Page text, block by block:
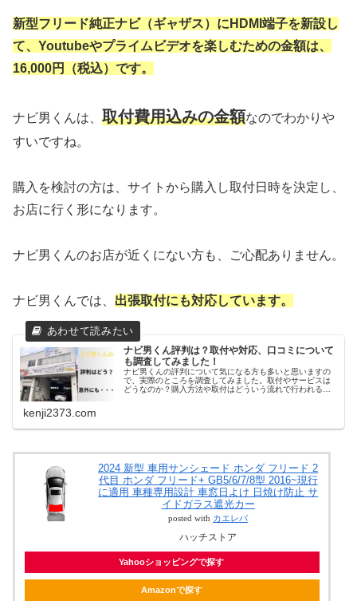
新型フリード純正ナビ（ギャザス）にHDMI端子を新設し
て、Youtubeやプライムビデオを楽しむための金額は、
16,000円（税込）です。
ナビ男くんは、 取付費用込みの金額なのでわかりや
すいですね。
購入を検討の方は、サイトから購入し取付日時を決定し、
お店に行く形になります。
ナビ男くんのお店が近くにない方も、ご心配ありません。
ナビ男くんでは、 出張取付にも対応しています。
ナビ男くん評判は？取付や対応、口コミについて
も調査してみました！
ナビ男くんの評判について気になる方も多いと思いますの
で、実際のところを調査してみました。取付やサービスは
どうなのか？購入方法や取付はどういう流れで行われるの
kenji2373.com
2024 新型 車用サンシェード ホンダ フリード 2
代目 ホンダ フリード+ GB5/6/7/8型 2016~現行
に適用 車種専用設計 車窓日よけ 日焼け防止 サ
イドガラス遮光カー
posted with カエレバ
ハッチストア
Yahooショッピングで探す
Amazonで探す